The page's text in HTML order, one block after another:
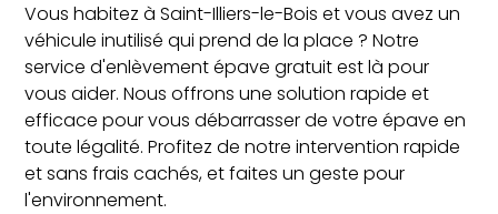
Vous habitez à Saint-Illiers-le-Bois et vous avez un
véhicule inutilisé qui prend de la place ? Notre
service d'enlèvement épave gratuit est là pour
vous aider. Nous offrons une solution rapide et
efficace pour vous débarrasser de votre épave en
toute légalité. Profitez de notre intervention rapide
et sans frais cachés, et faites un geste pour
l'environnement.